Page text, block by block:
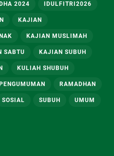
2024 IDULFITRI2026
KAJIAN
KAJIAN MUSLIMAH
SABTU KAJIAN SUBUH
KULIAH SHUBUH
PENGUMUMAN RAMADHAN
SOSIAL SUBUH UMUM